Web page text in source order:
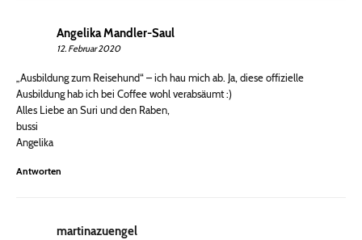
Angelika Mandler-Saul
12. Februar 2020
„Ausbildung zum Reisehund“ – ich hau mich ab. Ja, diese offizielle
Ausbildung hab ich bei Coffee wohl verabsäumt :)
Alles Liebe an Suri und den Raben,
bussi
Angelika
Antworten
martinazuengel